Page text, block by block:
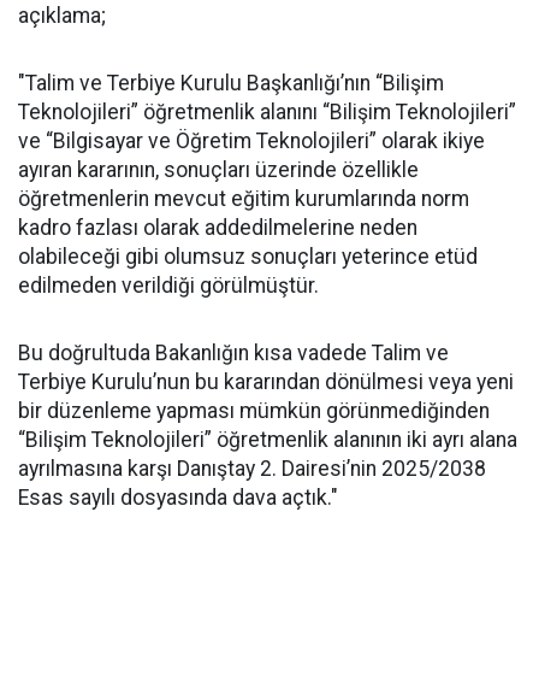
açıklama;
"Talim ve Terbiye Kurulu Başkanlığı’nın “Bilişim
Teknolojileri” öğretmenlik alanını “Bilişim Teknolojileri”
ve “Bilgisayar ve Öğretim Teknolojileri” olarak ikiye
ayıran kararının, sonuçları üzerinde özellikle
öğretmenlerin mevcut eğitim kurumlarında norm
kadro fazlası olarak addedilmelerine neden
olabileceği gibi olumsuz sonuçları yeterince etüd
edilmeden verildiği görülmüştür.
Bu doğrultuda Bakanlığın kısa vadede Talim ve
Terbiye Kurulu’nun bu kararından dönülmesi veya yeni
bir düzenleme yapması mümkün görünmediğinden
“Bilişim Teknolojileri” öğretmenlik alanının iki ayrı alana
ayrılmasına karşı Danıştay 2. Dairesi’nin 2025/2038
Esas sayılı dosyasında dava açtık."